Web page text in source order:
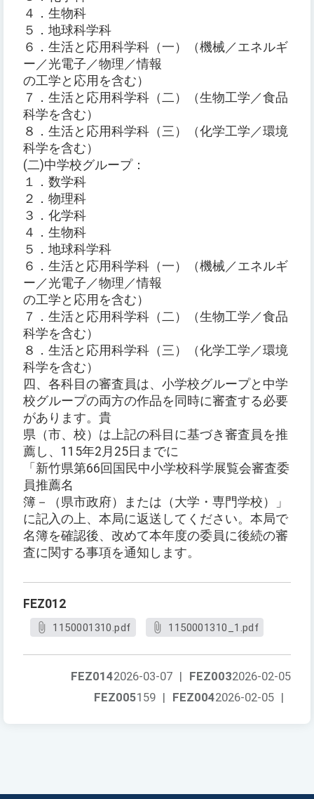
４．生物科
５．地球科学科
６．生活と応用科学科（一）（機械／エネルギ
ー／光電子／物理／情報
の工学と応用を含む）
７．生活と応用科学科（二）（生物工学／食品
科学を含む）
８．生活と応用科学科（三）（化学工学／環境
科学を含む）
(二)中学校グループ：
１．数学科
２．物理科
３．化学科
４．生物科
５．地球科学科
６．生活と応用科学科（一）（機械／エネルギ
ー／光電子／物理／情報
の工学と応用を含む）
７．生活と応用科学科（二）（生物工学／食品
科学を含む）
８．生活と応用科学科（三）（化学工学／環境
科学を含む）
四、各科目の審査員は、小学校グループと中学
校グループの両方の作品を同時に審査する必要
があります。貴
県（市、校）は上記の科目に基づき審査員を推
薦し、115年2月25日までに
「新竹県第66回国民中小学校科学展覧会審査委
員推薦名
簿－（県市政府）または（大学・専門学校）」
に記入の上、本局に返送してください。本局で
名簿を確認後、改めて本年度の委員に後続の審
査に関する事項を通知します。
FEZ012
1150001310.pdf 1150001310_1.pdf
FEZ0032026-02-05
FEZ0142026-03-07 |
FEZ0042026-02-05 |
FEZ005159 |